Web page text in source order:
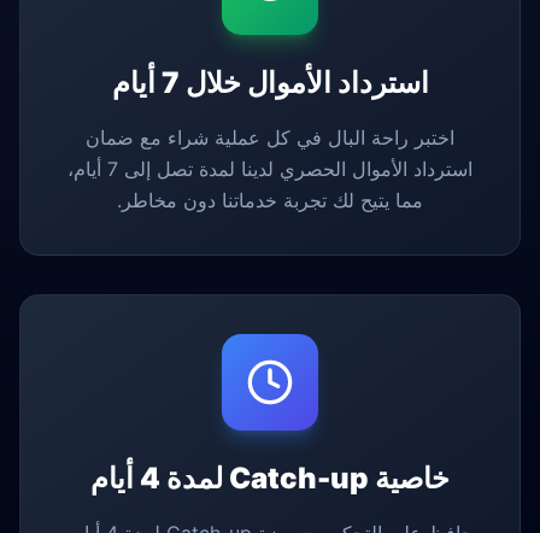
استرداد الأموال خلال 7 أيام
اختبر راحة البال في كل عملية شراء مع ضمان
استرداد الأموال الحصري لدينا لمدة تصل إلى 7 أيام،
مما يتيح لك تجربة خدماتنا دون مخاطر.
خاصية Catch-up لمدة 4 أيام